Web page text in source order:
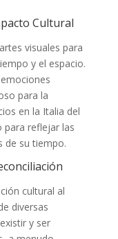
Cultural
visuales para
y el espacio.
para la
en la Italia del
para reflejar las
de su tiempo.
cultural al
diversas
y ser